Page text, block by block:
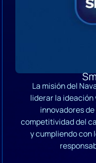
La misión del
liderar la
innovadores
competitividad del
y cumpliendo con